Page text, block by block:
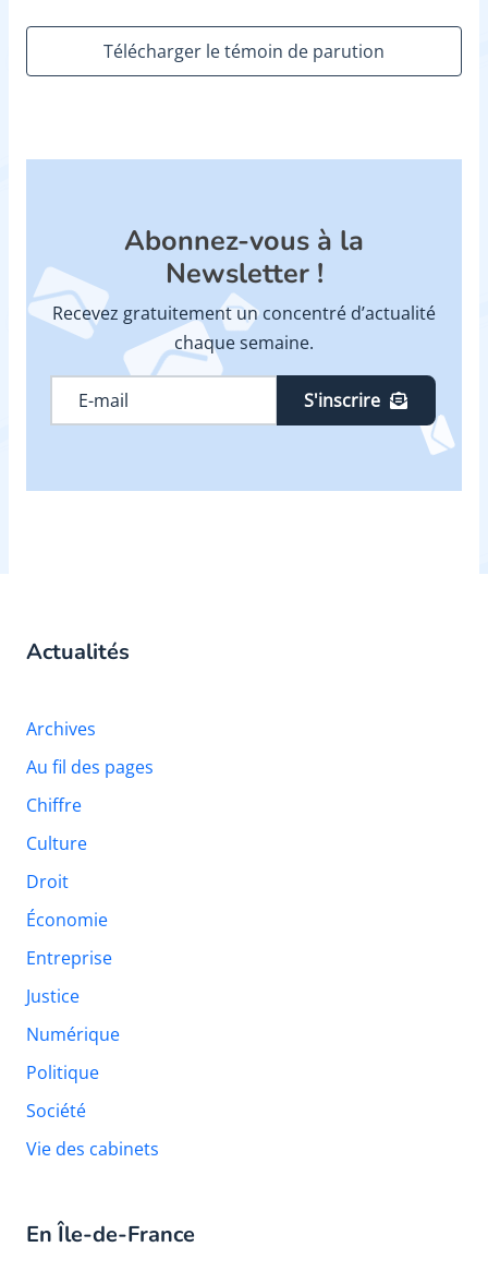
Télécharger le témoin de parution
Abonnez-vous à la
Newsletter !
Recevez gratuitement un concentré d’actualité
chaque semaine.
S'inscrire
Actualités
Archives
Au fil des pages
Chiffre
Culture
Droit
Économie
Entreprise
Justice
Numérique
Politique
Société
Vie des cabinets
En Île-de-France